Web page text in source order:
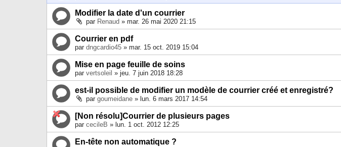
Modifier la date d'un courrier
par Renaud » mar. 26 mai 2020 21:15
Courrier en pdf
par dngcardio45 » mar. 15 oct. 2019 15:04
Mise en page feuille de soins
par vertsoleil » jeu. 7 juin 2018 18:28
est-il possible de modifier un modèle de courrier créé et enregistré?
par goumeidane » lun. 6 mars 2017 14:54
[Non résolu]Courrier de plusieurs pages
par cecileB » lun. 1 oct. 2012 12:25
En-tête non automatique ?